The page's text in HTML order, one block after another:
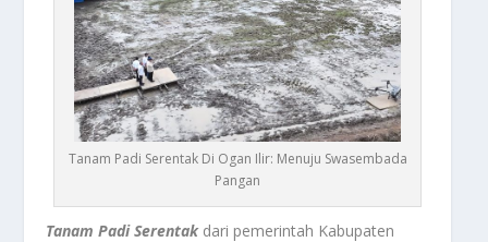
Tanam Padi Serentak Di Ogan Ilir: Menuju Swasembada
Pangan
Tanam Padi Serentakdari pemerintah Kabupaten